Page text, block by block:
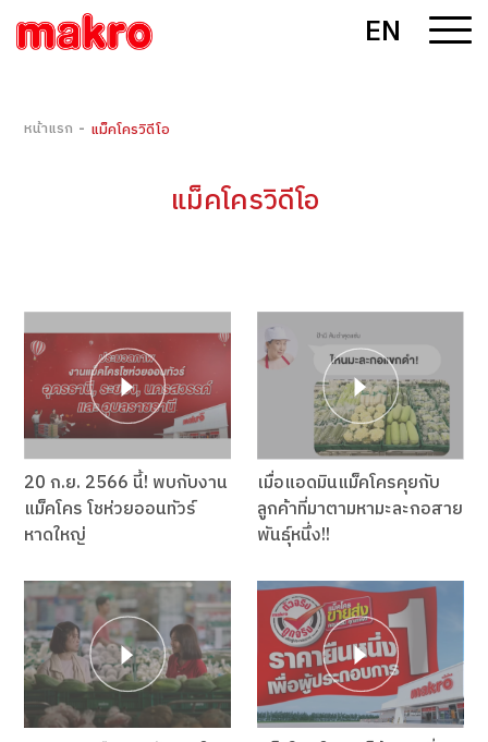
EN
หน้าแรก - แม็คโครวิดีโอ
แม็คโครวิดีโอ
20 ก.ย. 2566 นี้! พบกับงาน
แม็คโคร โชห่วยออนทัวร์
หาดใหญ่
เมื่อแอดมินแม็คโครคุยกับ
ลูกค้าที่มาตามหามะละกอสาย
พันธุ์หนึ่ง!!